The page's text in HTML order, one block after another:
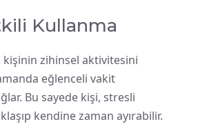
Kullanma
kişinin zihinsel aktivitesini
eğlenceli vakit
Bu sayede kişi, stresli
kendine zaman ayırabilir.